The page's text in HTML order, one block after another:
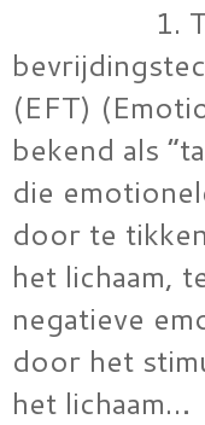
1.
(EFT)
bekend als
die
door te
het lichaam,
negatieve
door het
het lichaam…